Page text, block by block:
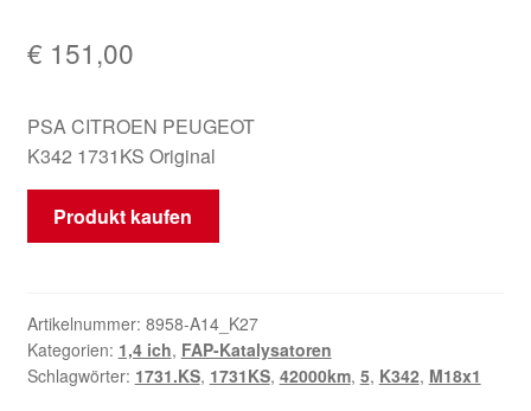
€ 151,00
PSA CITROEN PEUGEOT
K342 1731KS Original
Produkt kaufen
Artikelnummer: 8958-A14_K27
Kategorien: 1,4 ich, FAP-Katalysatoren
Schlagwörter: 1731.KS, 1731KS, 42000km, 5, K342, M18x1